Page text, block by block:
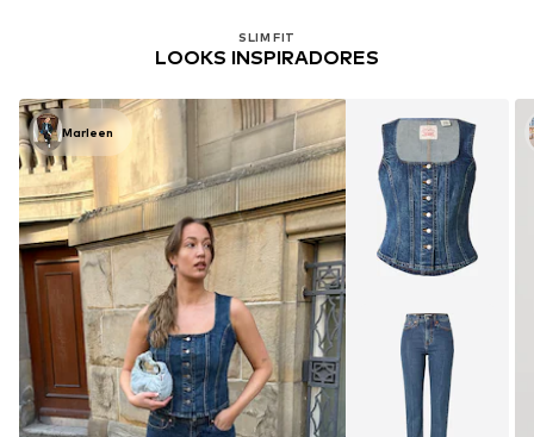
SLIM FIT
LOOKS INSPIRADORES
Marleen